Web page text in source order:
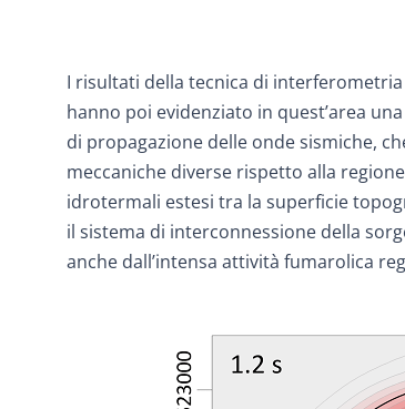
I risultati della tecnica di interferometria
hanno poi evidenziato in quest’area
di propagazione delle onde sismiche,
meccaniche diverse rispetto alla
idrotermali estesi tra la superficie
il sistema di interconnessione della
anche dall’intensa attività fumarolica